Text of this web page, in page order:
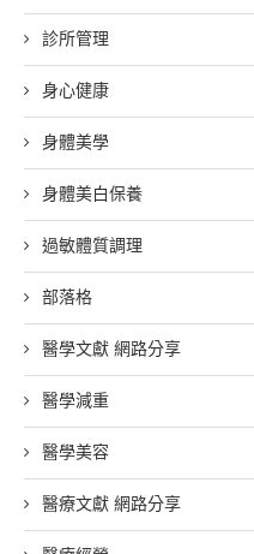
診所管理
身心健康
身體美學
身體美白保養
過敏體質調理
部落格
醫學文獻 網路分享
醫學減重
醫學美容
醫療文獻 網路分享